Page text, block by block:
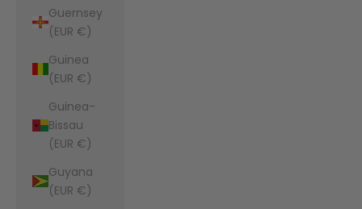
Guernsey
(EUR €)
Guinea
(EUR €)
Guinea-
Bissau
(EUR €)
Guyana
(EUR €)